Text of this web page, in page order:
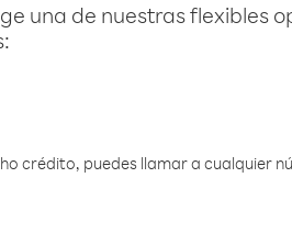
una de nuestras flexibles
crédito, puedes llamar a cualquier